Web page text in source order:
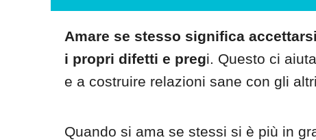
Amare se stesso significa
i propri difetti e pregi. Questo ci
e a costruire relazioni sane con gli
Quando si ama se stessi si è più in